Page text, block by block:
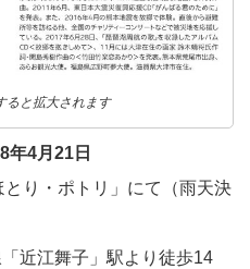
ると拡大されます
4月21日
り・ポトリ」にて（雨天決
近江舞子」駅より徒歩14